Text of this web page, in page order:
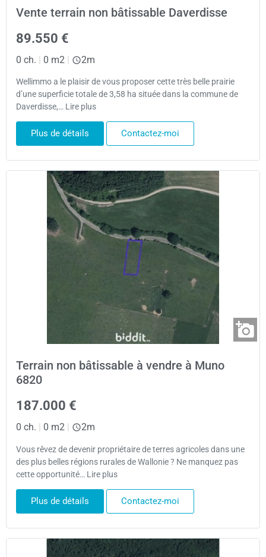
Vente terrain non bâtissable Daverdisse
89.550 €
0 ch. | 0 m2 | 2m
Wellimmo a le plaisir de vous proposer cette très belle prairie
d’une superficie totale de 3,58 ha située dans la commune de
Daverdisse,… Lire plus
Plus de détails Contactez-moi
Terrain non bâtissable à vendre à Muno
6820
187.000 €
0 ch. 0 m2 2m
Vous rêvez de devenir propriétaire de terres agricoles dans une
des plus belles régions rurales de Wallonie ? Ne manquez pas
cette opportunité… Lire plus
Plus de détails Contactez-moi